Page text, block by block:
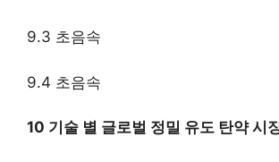
9.3 초음속
9.4 초음속
10 기술 별 글로벌 정밀 유도 탄약 시